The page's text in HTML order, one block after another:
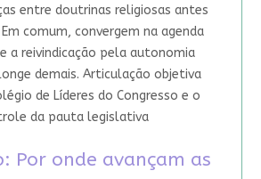
entre doutrinas religiosas antes
Em comum, convergem na agenda
a reivindicação pela autonomia
demais. Articulação objetiva
de Líderes do Congresso e o
da pauta legislativa
Por onde avançam as